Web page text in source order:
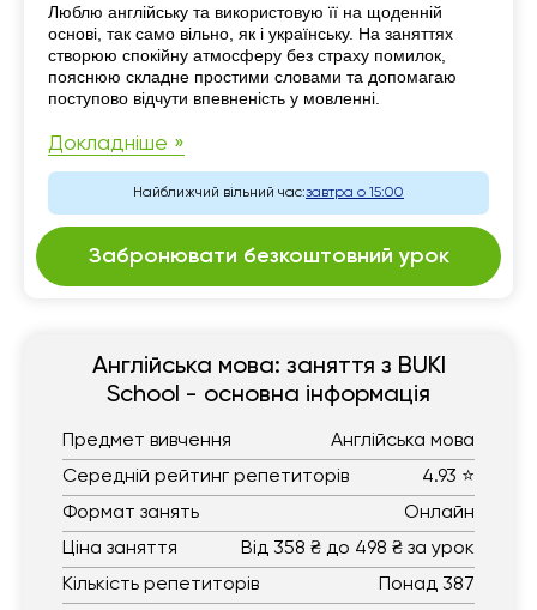
Резюме
Люблю англійську та використовую її на щоденній
основі, так само вільно, як і українську. На заняттях
створюю спокійну атмосферу без страху помилок,
пояснюю складне простими словами та допомагаю
поступово відчути впевненість у мовленні.
Докладніше »
Найближчий вільний час:завтра о 15:00
Забронювати безкоштовний урок
Англійська мова: заняття з BUKI
School - основна інформація
Предмет вивчення
Англійська мова
Середній рейтинг репетиторів
4.93 ⭐
Формат занять
Онлайн
Ціна заняття
Від 358 ₴ до 498 ₴ за урок
Кількість репетиторів
Понад 387